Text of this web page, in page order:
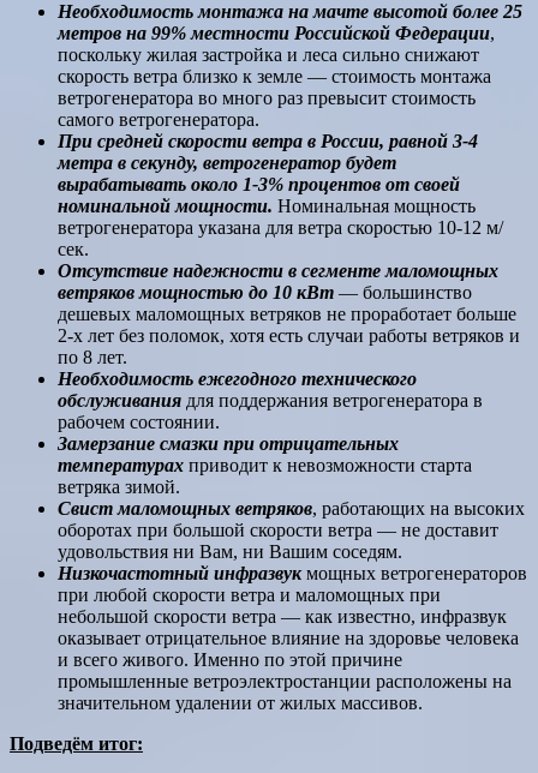
Необходимость монтажа на мачте высотой более 25
метров на 99% местности Российской Федерации,
поскольку жилая застройка и леса сильно снижают
скорость ветра близко к земле — стоимость монтажа
ветрогенератора во много раз превысит стоимость
самого ветрогенератора.
При средней скорости ветра в России, равной 3-4
метра в секунду, ветрогенератор будет
вырабатывать около 1-3% процентов от своей
номинальной мощности. Номинальная мощность
ветрогенератора указана для ветра скоростью 10-12 м/
сек.
Отсутствие надежности в сегменте маломощных
ветряков мощностью до 10 кВт — большинство
дешевых маломощных ветряков не проработает больше
2-х лет без поломок, хотя есть случаи работы ветряков и
по 8 лет.
Необходимость ежегодного технического
обслуживания для поддержания ветрогенератора в
рабочем состоянии.
Замерзание смазки при отрицательных
температурах приводит к невозможности старта
ветряка зимой.
Свист маломощных ветряков, работающих на высоких
оборотах при большой скорости ветра — не доставит
удовольствия ни Вам, ни Вашим соседям.
Низкочастотный инфразвукмощных ветрогенераторов
при любой скорости ветра и маломощных при
небольшой скорости ветра — как известно, инфразвук
оказывает отрицательное влияние на здоровье человека
и всего живого. Именно по этой причине
промышленные ветроэлектростанции расположены на
значительном удалении от жилых массивов.
Подведём итог: